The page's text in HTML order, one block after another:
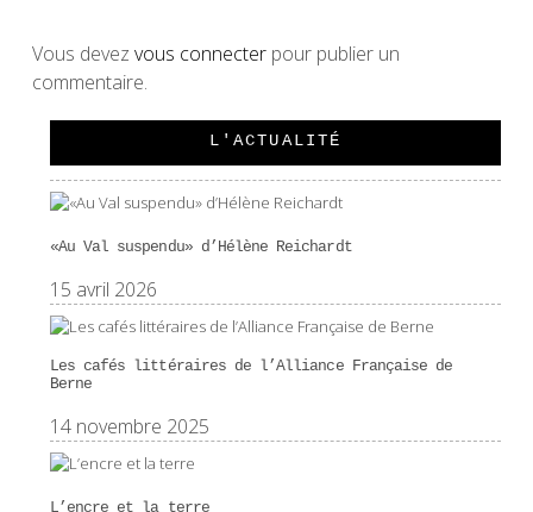
Vous devez vous connecterpour publier un
commentaire.
L'ACTUALITÉ
«Au Val suspendu» d’Hélène Reichardt
15 avril 2026
Les cafés littéraires de l’Alliance Française de
Berne
14 novembre 2025
L’encre et la terre